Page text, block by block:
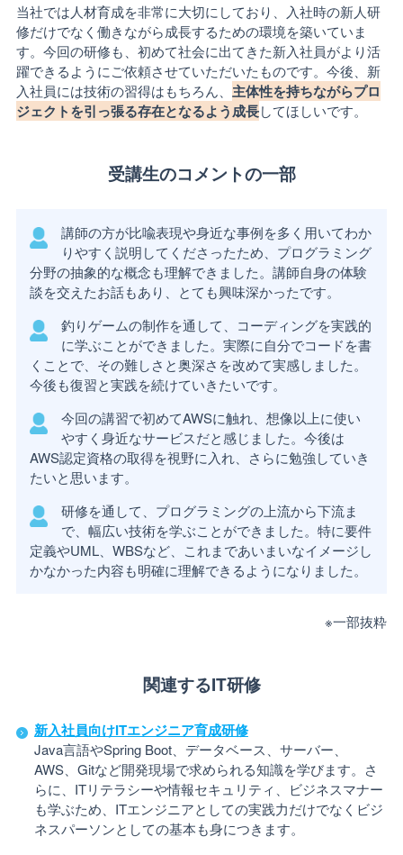
当社では人材育成を非常に大切にしており、入社時の新人研
修だけでなく働きながら成長するための環境を築いていま
す。今回の研修も、初めて社会に出てきた新入社員がより活
躍できるようにご依頼させていただいたものです。今後、新
入社員には技術の習得はもちろん、 主体性を持ちながらプロ
ジェクトを引っ張る存在となるよう成長してほしいです。
受講生のコメントの一部
講師の方が比喩表現や身近な事例を多く用いてわか
りやすく説明してくださったため、プログラミング
分野の抽象的な概念も理解できました。講師自身の体験
談を交えたお話もあり、とても興味深かったです。
釣りゲームの制作を通して、コーディングを実践的
に学ぶことができました。実際に自分でコードを書
くことで、その難しさと奥深さを改めて実感しました。
今後も復習と実践を続けていきたいです。
今回の講習で初めてAWSに触れ、想像以上に使い
やすく身近なサービスだと感じました。今後は
AWS認定資格の取得を視野に入れ、さらに勉強していき
たいと思います。
研修を通して、プログラミングの上流から下流ま
で、幅広い技術を学ぶことができました。特に要件
定義やUML、WBSなど、これまであいまいなイメージし
かなかった内容も明確に理解できるようになりました。
※一部抜粋
関連するIT研修
新入社員向けITエンジニア育成研修
Java言語やSpring Boot、データベース、サーバー、
AWS、Gitなど開発現場で求められる知識を学びます。さ
らに、ITリテラシーや情報セキュリティ、ビジネスマナー
も学ぶため、ITエンジニアとしての実践力だけでなくビジ
ネスパーソンとしての基本も身につきます。